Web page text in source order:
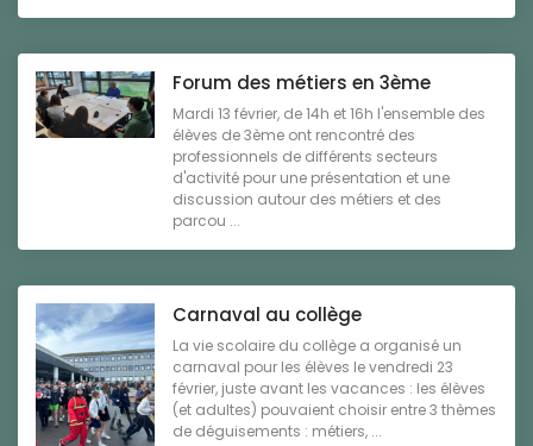
Forum des métiers en 3ème
Mardi 13 février, de 14h et 16h l'ensemble des
élèves de 3ème ont rencontré des
professionnels de différents secteurs
d'activité pour une présentation et une
discussion autour des métiers et des
parcou ...
Carnaval au collège
La vie scolaire du collège a organisé un
carnaval pour les élèves le vendredi 23
février, juste avant les vacances : les élèves
(et adultes) pouvaient choisir entre 3 thèmes
de déguisements : métiers, ...